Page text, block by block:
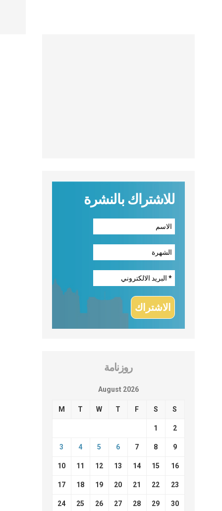
للاشتراك بالنشرة
روزنامة
August 2026
M T W T F S S
1 2
3 4 5 6 7 8 9
10 11 12 13 14 15 16
17 18 19 20 21 22 23
24 25 26 27 28 29 30